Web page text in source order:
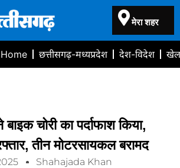
मेरा शहर
Home छत्तीसगढ़-मध्यप्रदेश देश-विदेश
चोरी का पर्दाफाश किया,
तीन मोटरसायकल बरामद
Shahajada Khan